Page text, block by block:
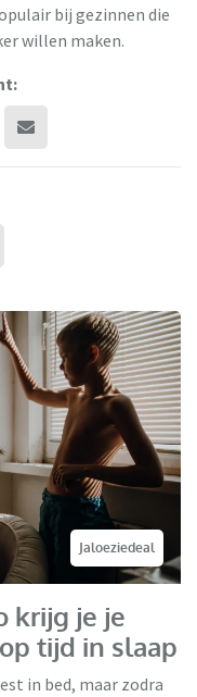
bij gezinnen die
willen maken.
Jaloeziedeal
krijg je je
tijd in slaap
in bed, maar zodra